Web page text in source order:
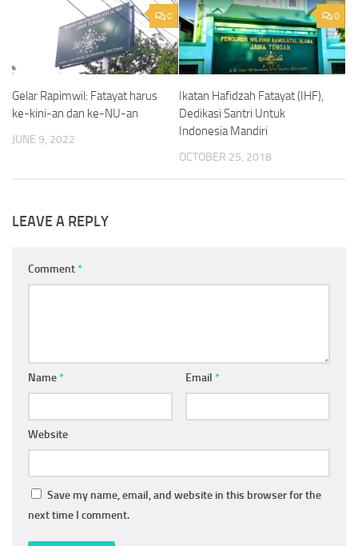
0
Gelar Rapimwil: Fatayat harus
ke-kini-an dan ke-NU-an
JUNE 9, 2022
0
Ikatan Hafidzah Fatayat (IHF),
Dedikasi Santri Untuk
Indonesia Mandiri
OCTOBER 25, 2018
LEAVE A REPLY
Comment*
Name* Email *
Website
Save my name, email, and website in this browser for the
next time I comment.